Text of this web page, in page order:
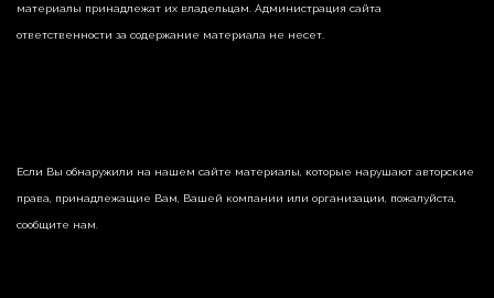
материалы принадлежат их владельцам. Администрация сайта
ответственности за содержание материала не несет.
Если Вы обнаружили на нашем сайте материалы, которые нарушают авторские
права, принадлежащие Вам, Вашей компании или организации, пожалуйста,
сообщите нам.